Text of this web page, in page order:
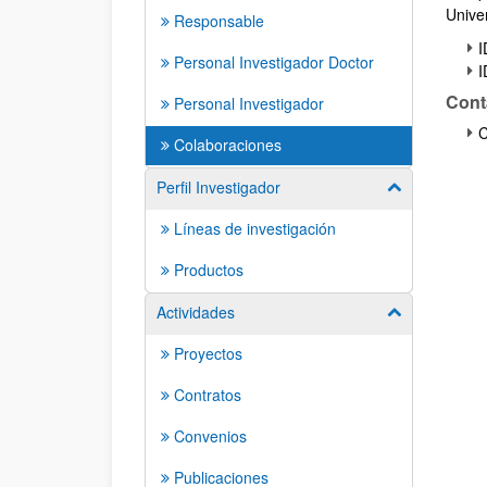
Responsable
Personal Investigador Doctor
Personal Investigador
Colaboraciones
Perfil Investigador
Mostrar/
Líneas de investigación
Productos
Actividades
Mostrar/
Proyectos
Contratos
Convenios
Publicaciones